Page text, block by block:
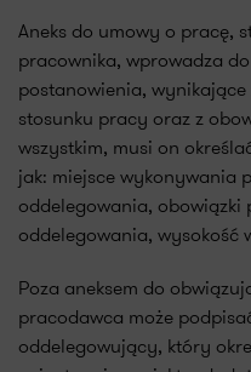
Aneks do umowy o pracę,
pracownika, wprowadza
postanowienia,
stosunku pracy oraz z
wszystkim, musi on
jak: miejsce wykonywania
oddelegowania, obowiązki
oddelegowania, wysokość
Poza aneksem do
pracodawca może
oddelegowujący, który